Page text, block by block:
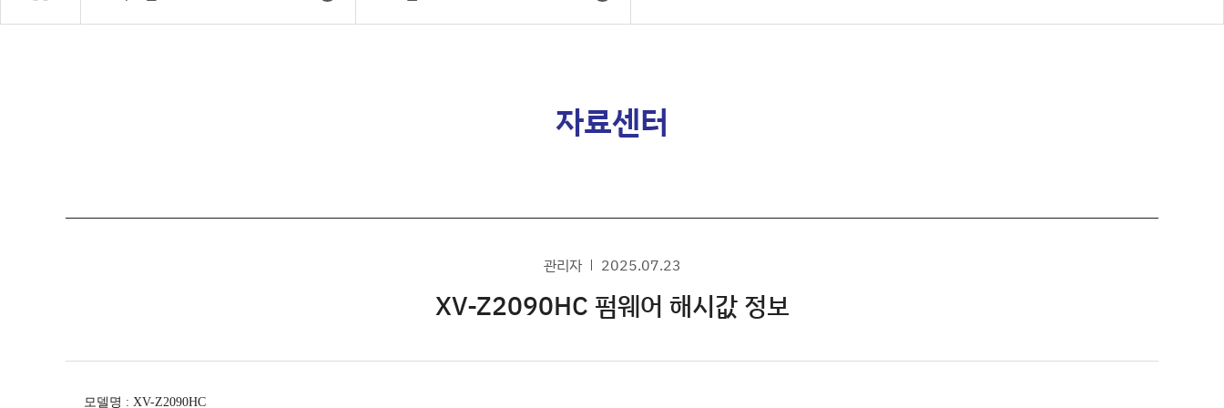
자료센터
관리자 2025.07.23
XV-Z2090HC 펌웨어 해시값 정보
모델명 : XV-Z2090HC